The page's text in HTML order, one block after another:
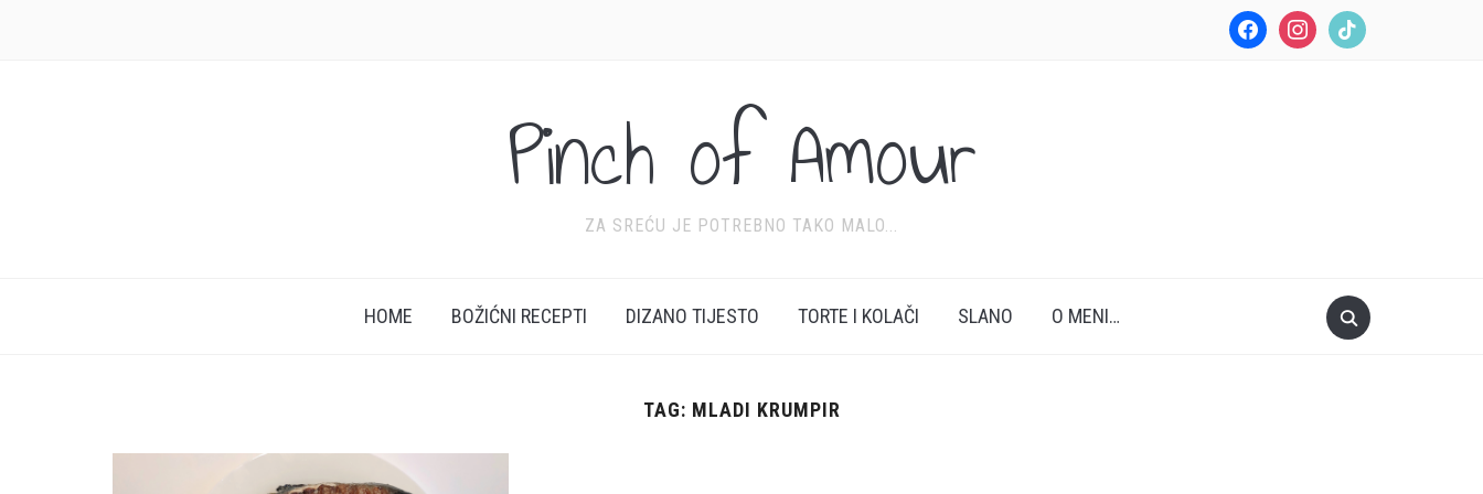
facebookinstagramtiktok
Pinch of Amour
ZA SREĆU JE POTREBNO TAKO MALO...
HOME BOŽIĆNI RECEPTI DIZANO TIJESTO TORTE I KOLAČI SLANO O MENI…
TAG: MLADI KRUMPIR